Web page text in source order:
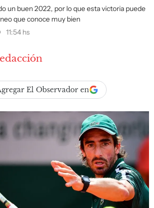
un buen 2022, por lo que esta victoria puede
que conoce muy bien
11:54 hs
El Observador en